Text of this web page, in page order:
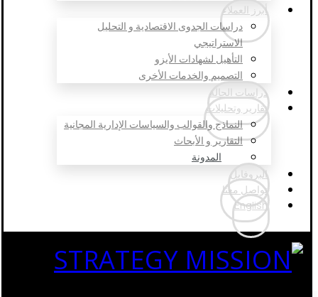
أبرز العملاء
دراسات الجدوى الاقتصادية و التحليل
الاستراتيجي
التأهيل لشهادات الأيزو
التصميم والخدمات الأخرى
دراسات الحالة
تقارير وتحليلات
النماذج والقوالب والسياسات الإدارية المجانية
التقارير و الأبحاث
المدونة
البروفايل
تواصل معنا
English